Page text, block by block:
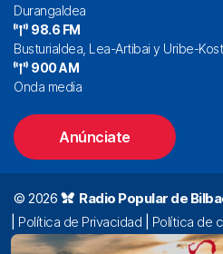
Durangaldea
98.6 FM
Busturialdea, Lea-Artibai y Uribe-
900 AM
Onda media
Anúnciate
© 2026 Radio Popular de
Política de Privacidad Política de
Alda. Mazarredo, 47 – 7º 48009